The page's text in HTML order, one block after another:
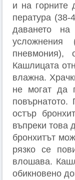
и на горните
пература
даването
усложнения
пневмония),
Кашлицата
влажна.
не могат да
остър
въпреки това
бронхитът
рязко се
влошава.
обикновено